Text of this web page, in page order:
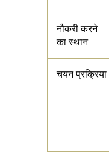
नौकरी करने
का स्थान
चयन प्रक्रिया